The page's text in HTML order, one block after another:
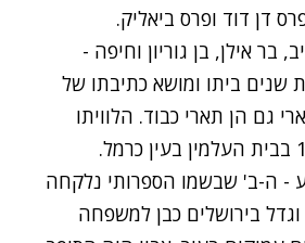
וכן בפרס דן דוד ופרס ביאליק.
בר אילן, בן גוריון וחיפה -
ביתו ומושא כתיבתו של
גם הן תארי כבוד. הלוויתו
- ה-ב' שבשמו הספרותי נלקחה
וגדל בירושלים כבן למשפחה